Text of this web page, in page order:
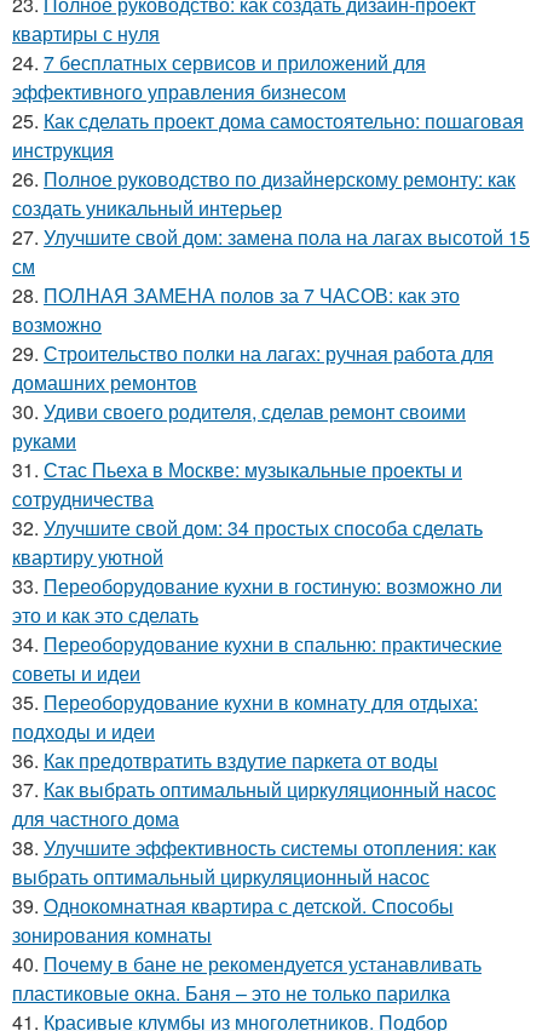
квартиры с нуля
24. 7 бесплатных сервисов и приложений для
эффективного управления бизнесом
25. Как сделать проект дома самостоятельно: пошаговая
инструкция
26. Полное руководство по дизайнерскому ремонту: как
создать уникальный интерьер
27. Улучшите свой дом: замена пола на лагах высотой 15
см
28. ПОЛНАЯ ЗАМЕНА полов за 7 ЧАСОВ: как это
возможно
29. Строительство полки на лагах: ручная работа для
домашних ремонтов
30. Удиви своего родителя, сделав ремонт своими
руками
31. Стас Пьеха в Москве: музыкальные проекты и
сотрудничества
32. Улучшите свой дом: 34 простых способа сделать
квартиру уютной
33. Переоборудование кухни в гостиную: возможно ли
это и как это сделать
34. Переоборудование кухни в спальню: практические
советы и идеи
35. Переоборудование кухни в комнату для отдыха:
подходы и идеи
36. Как предотвратить вздутие паркета от воды
37. Как выбрать оптимальный циркуляционный насос
для частного дома
38. Улучшите эффективность системы отопления: как
выбрать оптимальный циркуляционный насос
39. Однокомнатная квартира с детской. Способы
зонирования комнаты
40. Почему в бане не рекомендуется устанавливать
пластиковые окна. Баня – это не только парилка
41. Красивые клумбы из многолетников. Подбор